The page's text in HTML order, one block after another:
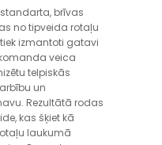
brīvas
no tipveida rotaļu
izmantoti gatavi
veica
telpiskās
un
Rezultātā rodas
kas šķiet kā
laukumā